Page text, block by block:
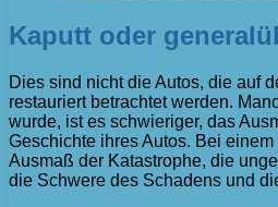
Kaputt oder
Dies sind nicht die Autos, die auf
restauriert betrachtet werden.
wurde, ist es schwieriger, das
Geschichte ihres Autos. Bei
Ausmaß der Katastrophe, die
die Schwere des Schadens und